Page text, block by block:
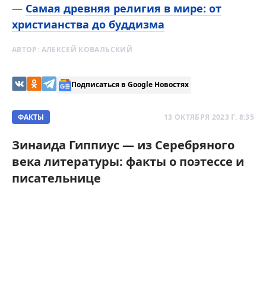
— Самая древняя религия в мире: от
христианства до буддизма
АВТОР: АЛЕКСЕЙ КОВАЛЬСКИЙ
Подписаться в Google Новостях
ФАКТЫ 13 ОКТЯБРЯ 2023 Г. 8:35
Зинаида Гиппиус — из Серебряного
века литературы: факты о поэтессе и
писательнице